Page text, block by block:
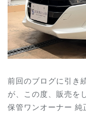
前回のブログに引き
が、 この度、販売を
保管ワンオーナー